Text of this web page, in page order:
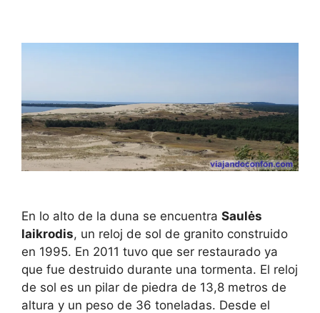
En lo alto de la duna se encuentra Saulės
laikrodis, un reloj de sol de granito construido
en 1995. En 2011 tuvo que ser restaurado ya
que fue destruido durante una tormenta. El reloj
de sol es un pilar de piedra de 13,8 metros de
altura y un peso de 36 toneladas. Desde el